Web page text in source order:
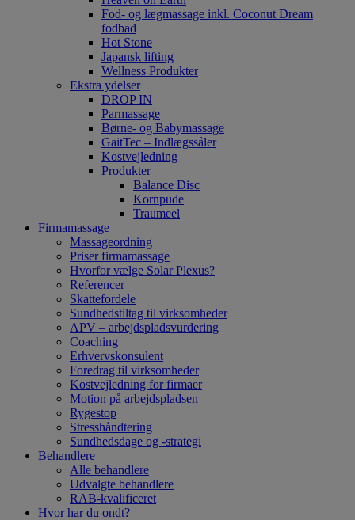
Fod- og lægmassage inkl. Coconut Dream
fodbad
Hot Stone
Japansk lifting
Wellness Produkter
Ekstra ydelser
DROP IN
Parmassage
Børne- og Babymassage
GaitTec – Indlægssåler
Kostvejledning
Produkter
Balance Disc
Kornpude
Traumeel
Firmamassage
Massageordning
Priser firmamassage
Hvorfor vælge Solar Plexus?
Referencer
Skattefordele
Sundhedstiltag til virksomheder
APV – arbejdspladsvurdering
Coaching
Erhvervskonsulent
Foredrag til virksomheder
Kostvejledning for firmaer
Motion på arbejdspladsen
Rygestop
Stresshåndtering
Sundhedsdage og -strategi
Behandlere
Alle behandlere
Udvalgte behandlere
RAB-kvalificeret
Hvor har du ondt?